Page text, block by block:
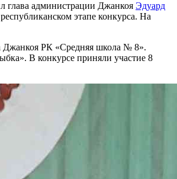
глава администрации Джанкоя Эдуард
этапе конкурса. На
Джанкоя РК «Средняя школа № 8».
В конкурсе приняли участие 8